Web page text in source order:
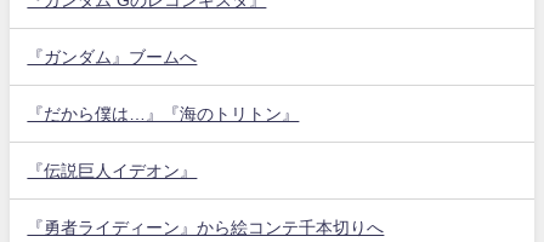
『ガンダム』ブームへ
『だから僕は…』『海のトリトン』
『伝説巨人イデオン』
『勇者ライディーン』から絵コンテ千本切りへ